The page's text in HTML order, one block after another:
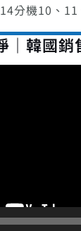
分機10、11
｜韓國